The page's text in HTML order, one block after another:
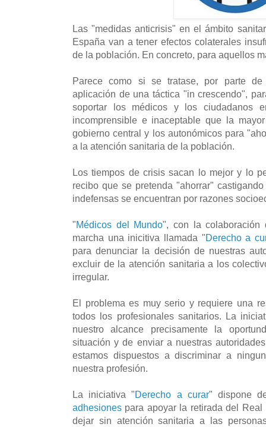
Las "medidas anticrisis" en el ámbito
España van a tener efectos colaterales
de la población. En concreto, para aquellos
Parece como si se tratase, por parte de
aplicación de una táctica "in crescendo",
soportar los médicos y los ciudadanos
incomprensible e inaceptable que la
gobierno central y los autonómicos para
a la atención sanitaria de la población.
Los tiempos de crisis sacan lo mejor y lo
recibo que se pretenda "ahorrar"
indefensas se encuentran por razones
"Médicos del Mundo", con la
marcha una inicitiva llamada "Derecho a
para denunciar la decisión de nuestras
excluir de la atención sanitaria a los
irregular.
El problema es muy serio y requiere una
todos los profesionales sanitarios. La
nuestro alcance precisamente la
situación y de enviar a nuestras
estamos dispuestos a discriminar a
nuestra profesión.
La iniciativa "Derecho a curar" dispone
adhesiones para apoyar la retirada del
dejar sin atención sanitaria a las